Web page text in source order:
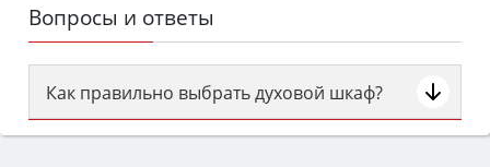
Вопросы и ответы
Как правильно выбрать духовой шкаф?
Сначала определитесь с типом (газовый или